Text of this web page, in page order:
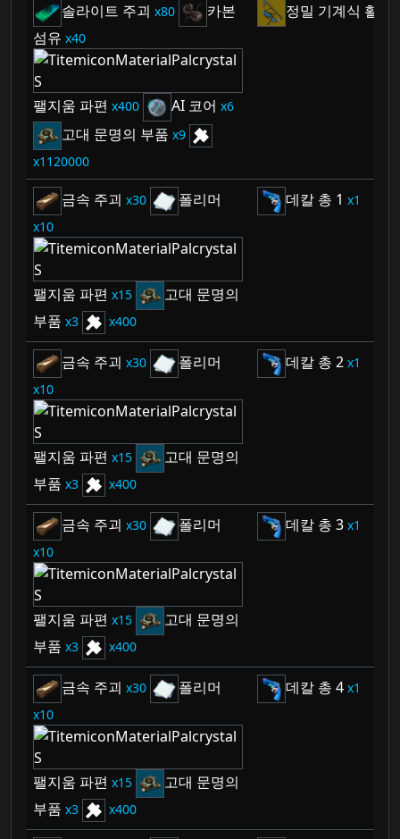
솔라이트 주괴 80
카본
섬유
40
팰지움 파편 400 AI 코어 6
고대 문명의 부품
9
1120000
정밀 기계식 활
금속 주괴 30 폴리머
10
팰지움 파편 15
고대 문명의
부품
3 400
데칼 총 1 1
금속 주괴 30 폴리머
10
팰지움 파편 15
고대 문명의
부품
3 400
데칼 총 2 1
금속 주괴 30 폴리머
10
팰지움 파편 15
고대 문명의
부품
3 400
데칼 총 3 1
금속 주괴 30 폴리머
10
팰지움 파편 15
고대 문명의
부품
3 400
데칼 총 4 1